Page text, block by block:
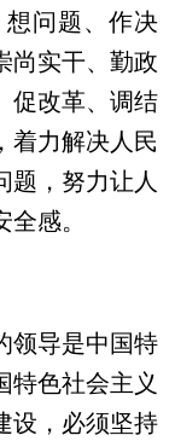
问题、作决
尚实干、勤政
促改革、调结
着力解决人民
题，努力让人
感。
导是中国特
特色社会主义
设，必须坚持